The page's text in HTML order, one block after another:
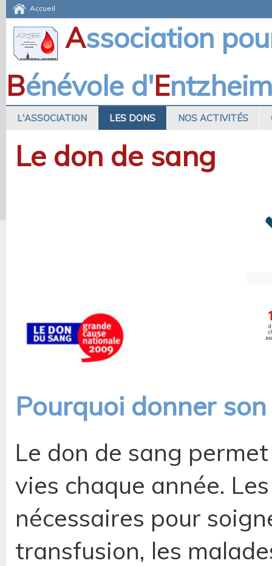
Accueil
Association
Bénévole d'Entzheim
L'ASSOCIATION LES DONS NOS ACTIVITÉS
Le don de sang
Pourquoi donner
Le don de sang
vies chaque année.
nécessaires pour
transfusion, les